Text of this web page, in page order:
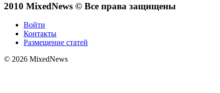
2010 MixedNews © Все права защищены
Войти
Контакты
Размещение статей
© 2026 MixedNews